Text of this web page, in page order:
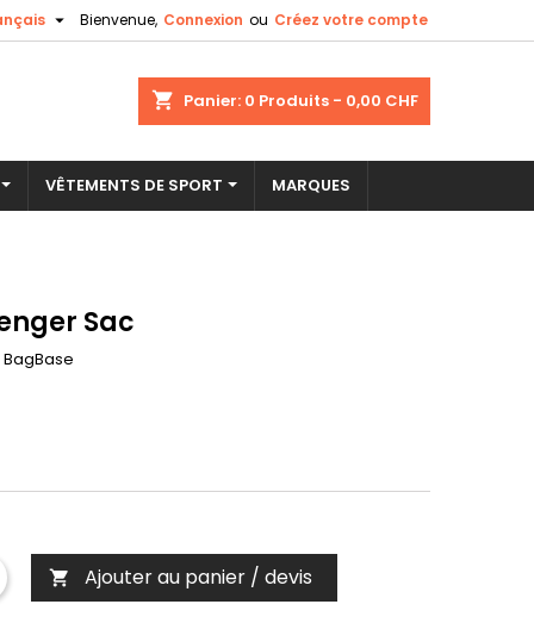
Bienvenue, Connexion ou Créez votre compte

shopping_cart Panier: 0 Produits - 0,00 CHF
VÊTEMENTS DE SPORT MARQUES
Sac
BagBase
 Ajouter au panier / devis